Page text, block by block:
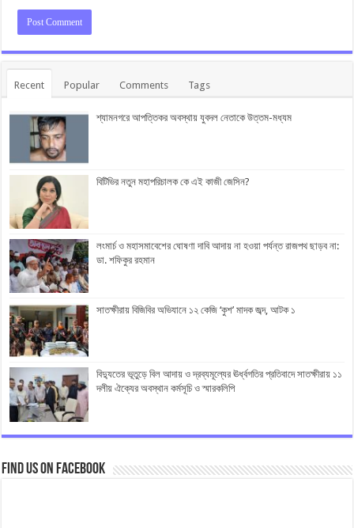
Recent Popular Comments Tags
শ্যামনগরে আপত্তিকর অবস্থায় যুবদল নেতাকে উত্তম-মধ্যম
বিটিভির নতুন মহাপরিচালক কে এই কাজী জেসিন?
লংমার্চ ও মহাসমাবেশের ঘোষণা দাবি আদায় না হওয়া পর্যন্ত রাজপথ ছাড়ব না:
ডা. শফিকুর রহমান
সাতক্ষীরায় বিজিবির অভিযানে ১২ কেজি ‘কুশ’ মাদক জব্দ, আটক ১
বিদ্যুতের ভূতুড়ে বিল আদায় ও দ্রব্যমূল্যের ঊর্ধ্বগতির প্রতিবাদে সাতক্ষীরায় ১১
দলীয় ঐক্যের অবস্থান কর্মসূচি ও স্মারকলিপি
Find us on Facebook